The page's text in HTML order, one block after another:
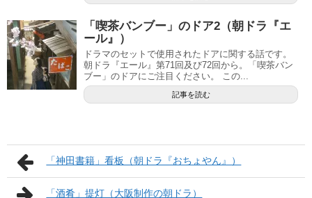
「喫茶バンブー」のドア2（朝ドラ『エ
ール』）
ドラマのセットで使用されたドアに関する話です。
朝ドラ『エール』第71回及び72回から。「喫茶バン
ブー」のドアにご注目ください。 この...
記事を読む
「神田書籍」看板（朝ドラ『おちょやん』）
「酒肴」提灯（大阪制作の朝ドラ）